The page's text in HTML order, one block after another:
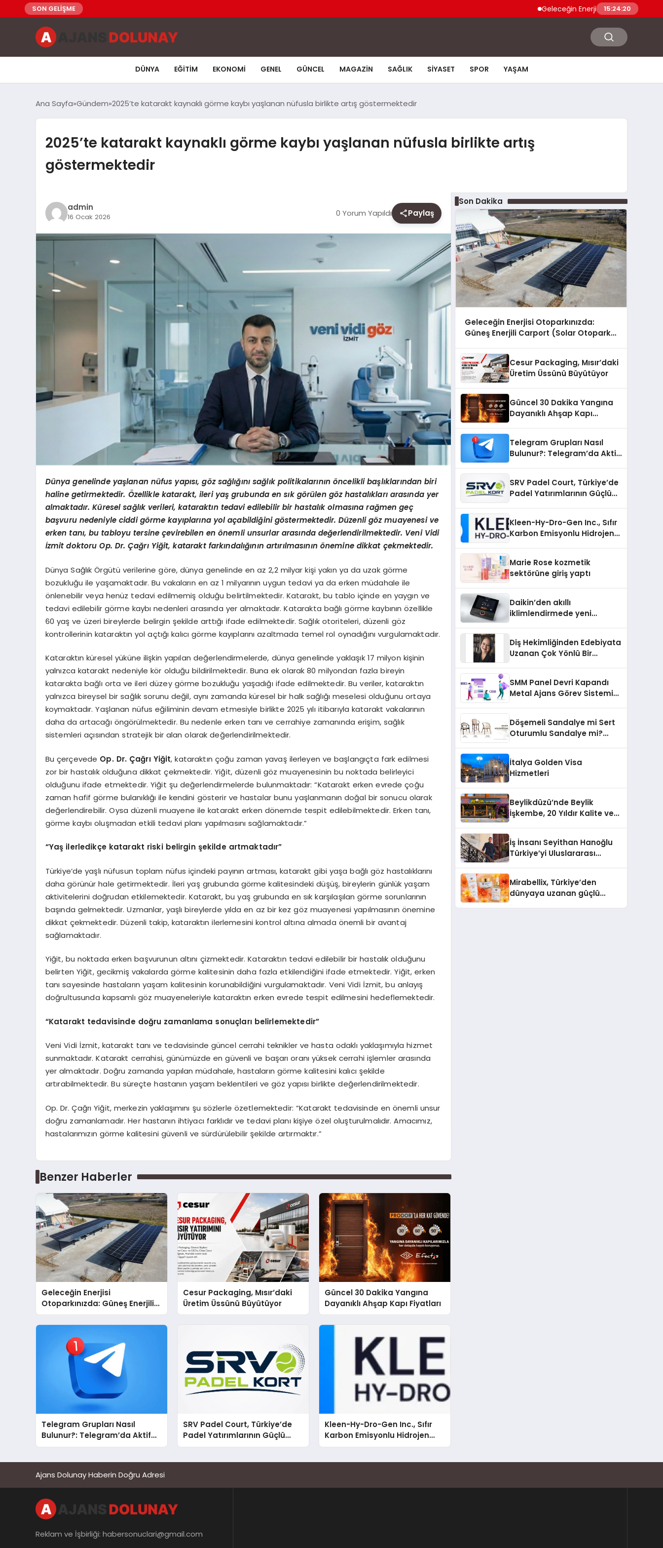
SON GELİŞME Geleceğin Enerjisi Otoparkınızda: Güneş
15:24:21
DÜNYA EĞITIM EKONOMI GENEL GÜNCEL MAGAZIN SAĞLIK SIYASET SPOR YAŞAM
Ana Sayfa Gündem 2025’te katarakt kaynaklı görme kaybı yaşlanan nüfusla birlikte artış göstermektedir
2025’te katarakt kaynaklı görme kaybı yaşlanan nüfusla birlikte artış
göstermektedir
admin
16 Ocak 2026 0 Yorum Yapıldı Paylaş
Dünya genelinde yaşlanan nüfus yapısı, göz sağlığını sağlık politikalarının öncelikli başlıklarından biri
haline getirmektedir. Özellikle katarakt, ileri yaş grubunda en sık görülen göz hastalıkları arasında yer
almaktadır. Küresel sağlık verileri, kataraktın tedavi edilebilir bir hastalık olmasına rağmen geç
başvuru nedeniyle ciddi görme kayıplarına yol açabildiğini göstermektedir. Düzenli göz muayenesi ve
erken tanı, bu tabloyu tersine çevirebilen en önemli unsurlar arasında değerlendirilmektedir. Veni Vidi
İzmit doktoru Op. Dr. Çağrı Yiğit, katarakt farkındalığının artırılmasının önemine dikkat çekmektedir.
Dünya Sağlık Örgütü verilerine göre, dünya genelinde en az 2,2 milyar kişi yakın ya da uzak görme
bozukluğu ile yaşamaktadır. Bu vakaların en az 1 milyarının uygun tedavi ya da erken müdahale ile
önlenebilir veya henüz tedavi edilmemiş olduğu belirtilmektedir. Katarakt, bu tablo içinde en yaygın ve
tedavi edilebilir görme kaybı nedenleri arasında yer almaktadır. Katarakta bağlı görme kaybının özellikle
60 yaş ve üzeri bireylerde belirgin şekilde arttığı ifade edilmektedir. Sağlık otoriteleri, düzenli göz
kontrollerinin kataraktın yol açtığı kalıcı görme kayıplarını azaltmada temel rol oynadığını vurgulamaktadır.
Kataraktın küresel yüküne ilişkin yapılan değerlendirmelerde, dünya genelinde yaklaşık 17 milyon kişinin
yalnızca katarakt nedeniyle kör olduğu bildirilmektedir. Buna ek olarak 80 milyondan fazla bireyin
katarakta bağlı orta ve ileri düzey görme bozukluğu yaşadığı ifade edilmektedir. Bu veriler, kataraktın
yalnızca bireysel bir sağlık sorunu değil, aynı zamanda küresel bir halk sağlığı meselesi olduğunu ortaya
koymaktadır. Yaşlanan nüfus eğiliminin devam etmesiyle birlikte 2025 yılı itibarıyla katarakt vakalarının
daha da artacağı öngörülmektedir. Bu nedenle erken tanı ve cerrahiye zamanında erişim, sağlık
sistemleri açısından stratejik bir alan olarak değerlendirilmektedir.
Bu çerçevede Op. Dr. Çağrı Yiğit, kataraktın çoğu zaman yavaş ilerleyen ve başlangıçta fark edilmesi
zor bir hastalık olduğuna dikkat çekmektedir. Yiğit, düzenli göz muayenesinin bu noktada belirleyici
olduğunu ifade etmektedir. Yiğit şu değerlendirmelerde bulunmaktadır: “Katarakt erken evrede çoğu
zaman hafif görme bulanıklığı ile kendini gösterir ve hastalar bunu yaşlanmanın doğal bir sonucu olarak
değerlendirebilir. Oysa düzenli muayene ile katarakt erken dönemde tespit edilebilmektedir. Erken tanı,
görme kaybı oluşmadan etkili tedavi planı yapılmasını sağlamaktadır.”
“Yaş ilerledikçe katarakt riski belirgin şekilde artmaktadır”
Türkiye’de yaşlı nüfusun toplam nüfus içindeki payının artması, katarakt gibi yaşa bağlı göz hastalıklarını
daha görünür hale getirmektedir. İleri yaş grubunda görme kalitesindeki düşüş, bireylerin günlük yaşam
aktivitelerini doğrudan etkilemektedir. Katarakt, bu yaş grubunda en sık karşılaşılan görme sorunlarının
başında gelmektedir. Uzmanlar, yaşlı bireylerde yılda en az bir kez göz muayenesi yapılmasının önemine
dikkat çekmektedir. Düzenli takip, kataraktın ilerlemesini kontrol altına almada önemli bir avantaj
sağlamaktadır.
Yiğit, bu noktada erken başvurunun altını çizmektedir. Kataraktın tedavi edilebilir bir hastalık olduğunu
belirten Yiğit, gecikmiş vakalarda görme kalitesinin daha fazla etkilendiğini ifade etmektedir. Yiğit, erken
tanı sayesinde hastaların yaşam kalitesinin korunabildiğini vurgulamaktadır. Veni Vidi İzmit, bu anlayış
doğrultusunda kapsamlı göz muayeneleriyle kataraktın erken evrede tespit edilmesini hedeflemektedir.
“Katarakt tedavisinde doğru zamanlama sonuçları belirlemektedir”
Veni Vidi İzmit, katarakt tanı ve tedavisinde güncel cerrahi teknikler ve hasta odaklı yaklaşımıyla hizmet
sunmaktadır. Katarakt cerrahisi, günümüzde en güvenli ve başarı oranı yüksek cerrahi işlemler arasında
yer almaktadır. Doğru zamanda yapılan müdahale, hastaların görme kalitesini kalıcı şekilde
artırabilmektedir. Bu süreçte hastanın yaşam beklentileri ve göz yapısı birlikte değerlendirilmektedir.
Op. Dr. Çağrı Yiğit, merkezin yaklaşımını şu sözlerle özetlemektedir: “Katarakt tedavisinde en önemli unsur
doğru zamanlamadır. Her hastanın ihtiyacı farklıdır ve tedavi planı kişiye özel oluşturulmalıdır. Amacımız,
hastalarımızın görme kalitesini güvenli ve sürdürülebilir şekilde artırmaktır.”
Benzer Haberler
Geleceğin Enerjisi
Otoparkınızda: Güneş Enerjili
Carport (Solar Otopark)
Nedir?
Cesur Packaging, Mısır’daki
Üretim Üssünü Büyütüyor
Güncel 30 Dakika Yangına
Dayanıklı Ahşap Kapı Fiyatları
Telegram Grupları Nasıl
Bulunur?: Telegram’da Aktif
Topluluk Bulmanın Yolları
SRV Padel Court, Türkiye’de
Padel Yatırımlarının Güçlü
Markası Olmayı Sürdürüyor
Kleen-Hy-Dro-Gen Inc., Sıfır
Karbon Emisyonlu Hidrojen
Isıtma Teknolojisinde ISO ve
Son Dakika
Geleceğin Enerjisi Otoparkınızda:
Güneş Enerjili Carport (Solar Otopark)
Cesur Packaging, Mısır’daki
Üretim Üssünü Büyütüyor
Güncel 30 Dakika Yangına
Dayanıklı Ahşap Kapı
Telegram Grupları Nasıl
Bulunur?: Telegram’da Aktif
SRV Padel Court, Türkiye’de
Padel Yatırımlarının Güçlü
Kleen-Hy-Dro-Gen Inc., Sıfır
Karbon Emisyonlu Hidrojen
Aldı
Marie Rose kozmetik
sektörüne giriş yaptı
Daikin’den akıllı
iklimlendirmede yeni
Diş Hekimliğinden Edebiyata
Uzanan Çok Yönlü Bir
SMM Panel Devri Kapandı
Metal Ajans Görev Sistemi
Döşemeli Sandalye mi Sert
Oturumlu Sandalye mi?
İtalya Golden Visa
Hizmetleri
Beylikdüzü’nde Beylik
İşkembe, 20 Yıldır Kalite ve
İş İnsanı Seyithan Hanoğlu
Türkiye’yi Uluslararası
Mirabellix, Türkiye’den
dünyaya uzanan güçlü
Ajans Dolunay Haberin Doğru Adresi
Reklam ve İşbirliği: habersonuclari@gmail.com